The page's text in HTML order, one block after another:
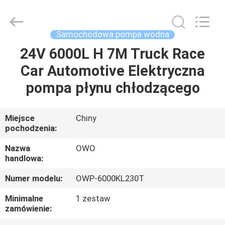
DOM
PRODUKTY
FILMY
O
NAS
WYCIECZKA
PO
Motor
Technology
Reserved.
Samochodowa pompa wodna
24V 6000L H 7M Truck Race
Car Automotive Elektryczna
pompa płynu chłodzącego
Miejsce
pochodzenia:
Chiny
Nazwa
handlowa:
OWO
Numer modelu:
OWP-6000KL230T
Minimalne
zamówienie:
1 zestaw